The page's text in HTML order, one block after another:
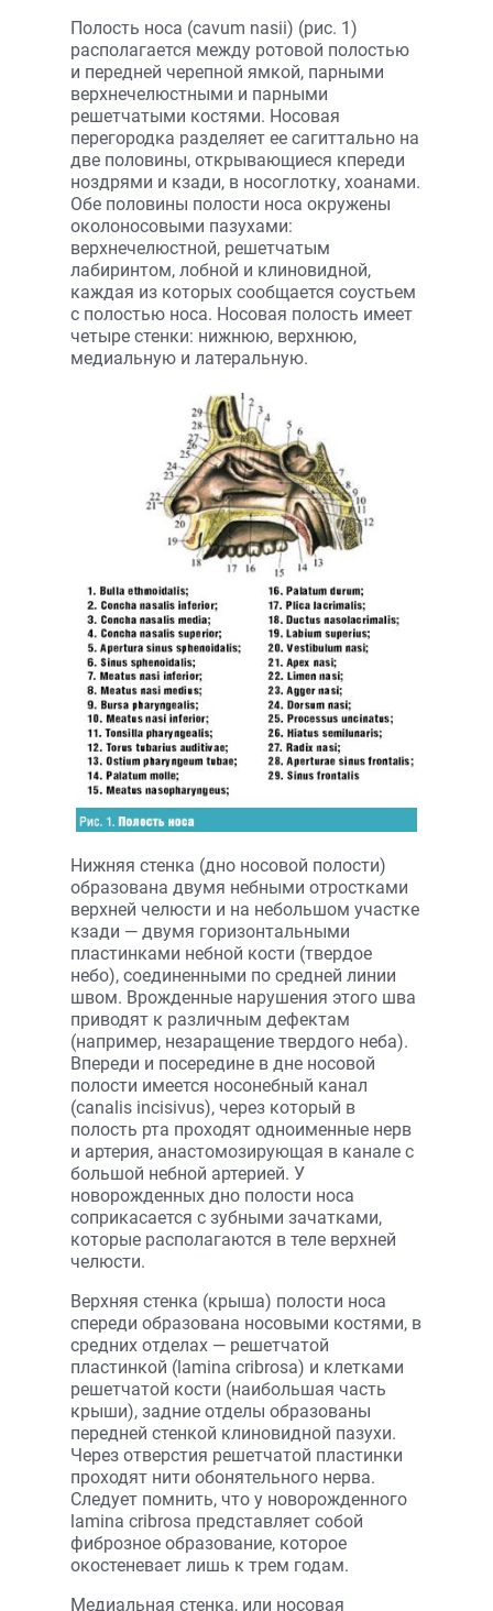
Полость носа (cavum nasii) (рис. 1)
располагается между ротовой полостью
и передней черепной ямкой, парными
верхнечелюстными и парными
решетчатыми костями. Носовая
перегородка разделяет ее сагиттально на
две половины, открывающиеся кпереди
ноздрями и кзади, в носоглотку, хоанами.
Обе половины полости носа окружены
околоносовыми пазухами:
верхнечелюстной, решетчатым
лабиринтом, лобной и клиновидной,
каждая из которых сообщается соустьем
с полостью носа. Носовая полость имеет
четыре стенки: нижнюю, верхнюю,
медиальную и латеральную.
Нижняя стенка (дно носовой полости)
образована двумя небными отростками
верхней челюсти и на небольшом участке
кзади — двумя горизонтальными
пластинками небной кости (твердое
небо), соединенными по средней линии
швом. Врожденные нарушения этого шва
приводят к различным дефектам
(например, незаращение твердого неба).
Впереди и посередине в дне носовой
полости имеется носонебный канал
(canalis incisivus), через который в
полость рта проходят одноименные нерв
и артерия, анастомозирующая в канале с
большой небной артерией. У
новорожденных дно полости носа
соприкасается с зубными зачатками,
которые располагаются в теле верхней
челюсти.
Верхняя стенка (крыша) полости носа
спереди образована носовыми костями, в
средних отделах — решетчатой
пластинкой (lamina cribrosa) и клетками
решетчатой кости (наибольшая часть
крыши), задние отделы образованы
передней стенкой клиновидной пазухи.
Через отверстия решетчатой пластинки
проходят нити обонятельного нерва.
Следует помнить, что у новорожденного
lamina cribrosa представляет собой
фиброзное образование, которое
окостеневает лишь к трем годам.
Медиальная стенка, или носовая